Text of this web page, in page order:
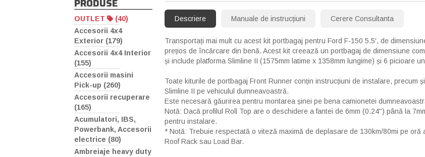
Descriere Manuale de instrucțiuni Cerere Consultanta
Transportați mai mult cu acest kit portbagaj pentru Ford F-150 5.5', de
prețios de încărcare din benă. Acest kit creează un portbagaj de dimensiune
și include platforma Slimline II (1575mm latime x 1358mm lungime) și 6 picioare
Toate kiturile de portbagaj Front Runner conțin instrucțiuni de instalare, precum
Slimline II pe vehiculul dumneavoastră.
Este necesară găurirea pentru montarea șinei pe bena camionetei
Notă: Dacă profilul Roll Top are o deschidere a fantei de 6mm (0.24'') până la
pentru instalare.
* Notă: Trebuie respectată o viteză maximă de deplasare de 130km/80mi pe
Roof Rack sau Load Bar.
PRODUSE
OUTLET
(40)
Accesorii 4x4
Exterior (179)
Accesorii 4x4 Interior
(155)
Accesorii masini
Pick-up (260)
Accesorii recuperare
(165)
Acumulatori, IBS,
Powerbank, Accesorii
electrice (80)
Ambreiaje heavy duty